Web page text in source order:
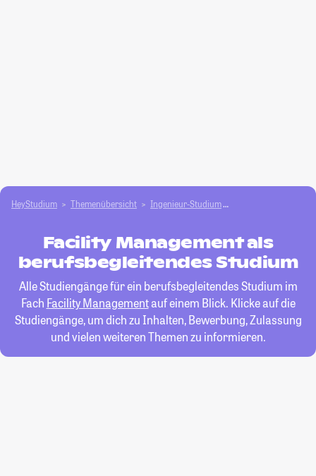
HeyStudium Themenübersicht Ingenieur-Studium
Facility Management als
berufsbegleitendes Studium
Alle Studiengänge für ein berufsbegleitendes Studium im
Fach Facility Managementauf einem Blick. Klicke auf die
Studiengänge, um dich zu Inhalten, Bewerbung, Zulassung
und vielen weiteren Themen zu informieren.